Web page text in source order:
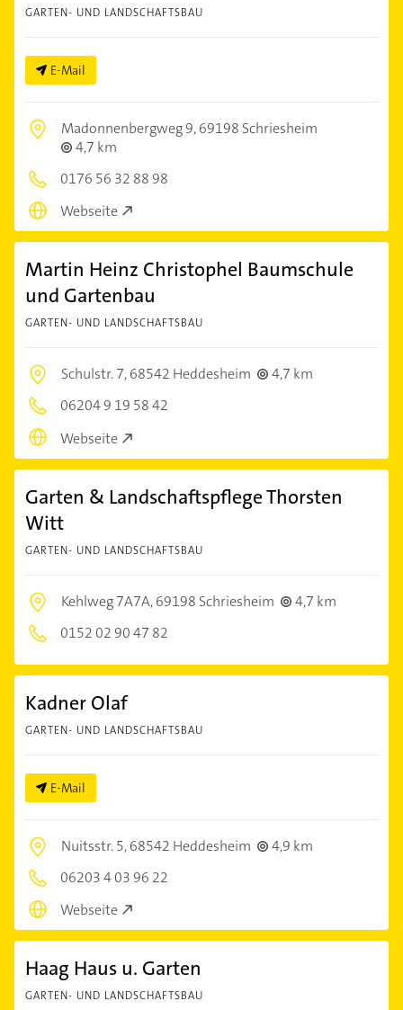
GARTEN- UND LANDSCHAFTSBAU
E-Mail
Madonnenbergweg 9,69198 Schriesheim
4,7 km
0176 56 32 88 98
Webseite
Martin Heinz Christophel Baumschule
und Gartenbau
GARTEN- UND LANDSCHAFTSBAU
Schulstr. 7,68542 Heddesheim
4,7 km
06204 9 19 58 42
Webseite
Garten & Landschaftspflege Thorsten
Witt
GARTEN- UND LANDSCHAFTSBAU
Kehlweg 7A7A,69198 Schriesheim
4,7 km
0152 02 90 47 82
Kadner Olaf
GARTEN- UND LANDSCHAFTSBAU
E-Mail
Nuitsstr. 5,68542 Heddesheim
4,9 km
06203 4 03 96 22
Webseite
Haag Haus u. Garten
GARTEN- UND LANDSCHAFTSBAU